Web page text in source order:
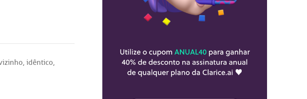
, idêntico,